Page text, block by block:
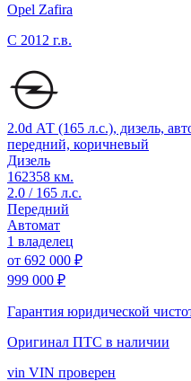
Opel Zafira
C 2012 г.в.
2.0d АТ (165 л.с.), дизель,
передний, коричневый
Дизель
162358 км.
2.0 / 165 л.с.
Передний
Автомат
1 владелец
от 692 000 ₽
999 000 ₽
Гарантия юридической
Оригинал ПТС в наличии
vin VIN проверен